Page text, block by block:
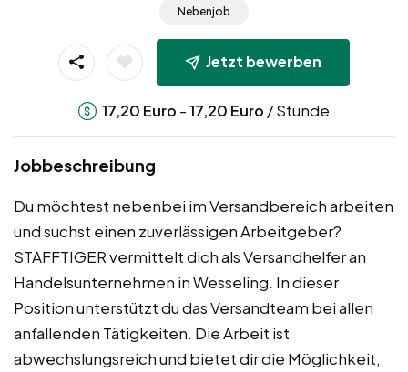
Nebenjob
Jetzt bewerben
17,20 Euro -17,20 Euro / Stunde
Jobbeschreibung
Du möchtest nebenbei im Versandbereich arbeiten
und suchst einen zuverlässigen Arbeitgeber?
STAFFTIGER vermittelt dich als Versandhelfer an
Handelsunternehmen in Wesseling. In dieser
Position unterstützt du das Versandteam bei allen
anfallenden Tätigkeiten. Die Arbeit ist
abwechslungsreich und bietet dir die Möglichkeit,